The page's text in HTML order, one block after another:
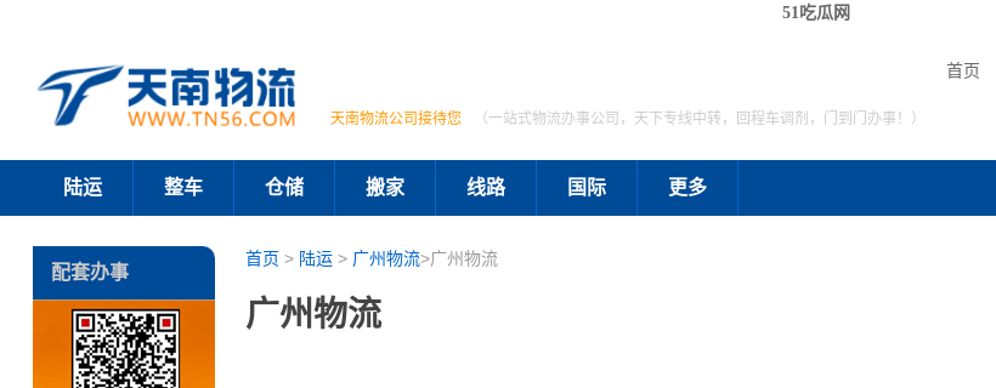
51吃瓜网
首页
天南物流公司接待您 （一站式物流办事公司，天下专线中转，回程车调剂，门到门办事！）
陆运 整车 仓储 搬家 线路 国际 更多
首页 > 陆运> 广州物流>广州物流
广州物流
配套办事